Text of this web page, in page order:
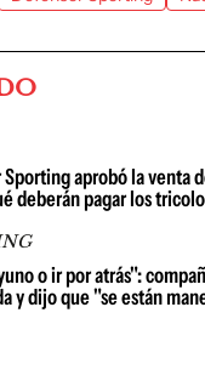
aprobó la venta
deberán pagar los
o ir por atrás":
y dijo que "se están